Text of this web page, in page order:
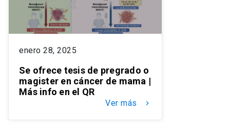
enero 28, 2025
Se ofrece tesis de pregrado o
magister en cáncer de mama |
Más info en el QR
Ver más keyboard_arrow_right